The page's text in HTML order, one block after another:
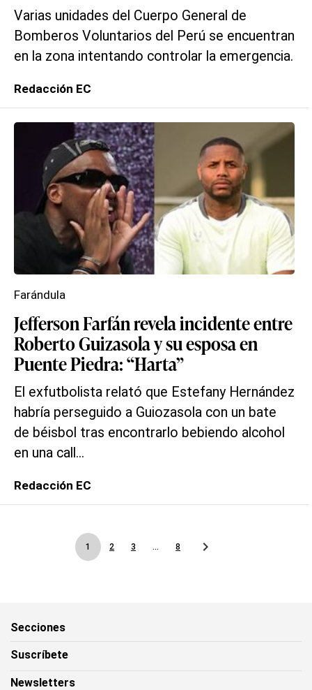
Varias unidades del Cuerpo General de
Bomberos Voluntarios del Perú se encuentran
en la zona intentando controlar la emergencia.
Redacción EC
Jefferson Farfán revela incidente entre
Roberto Guizasola y su esposa en
Puente Piedra: “Harta”
El exfutbolista relató que Estefany Hernández
habría perseguido a Guiozasola con un bate
de béisbol tras encontrarlo bebiendo alcohol
en una call...
Farándula
Redacción EC
1 2 3 ... 8
Secciones
Suscríbete
Newsletters